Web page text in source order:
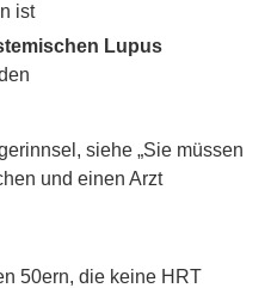
ist
Lupus
siehe „Sie müssen
und einen Arzt
50ern, die keine HRT